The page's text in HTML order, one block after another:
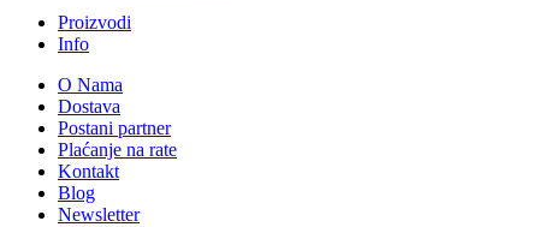
Proizvodi
Info
O Nama
Dostava
Postani partner
Plaćanje na rate
Kontakt
Blog
Newsletter